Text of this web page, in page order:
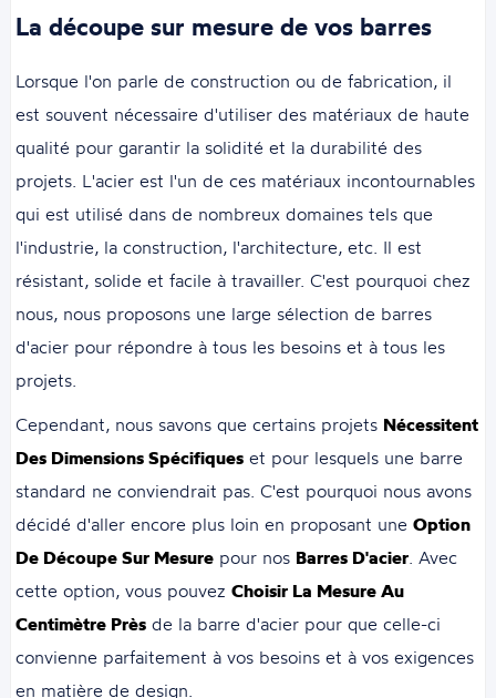
La découpe sur mesure de vos barres
Lorsque l'on parle de construction ou de fabrication, il
est souvent nécessaire d'utiliser des matériaux de haute
qualité pour garantir la solidité et la durabilité des
projets. L'acier est l'un de ces matériaux incontournables
qui est utilisé dans de nombreux domaines tels que
l'industrie, la construction, l'architecture, etc. Il est
résistant, solide et facile à travailler. C'est pourquoi chez
nous, nous proposons une large sélection de barres
d'acier pour répondre à tous les besoins et à tous les
projets.
Cependant, nous savons que certains projets Nécessitent
Des Dimensions Spécifiques et pour lesquels une barre
standard ne conviendrait pas. C'est pourquoi nous avons
décidé d'aller encore plus loin en proposant uneOption
De Découpe Sur Mesure pour nos Barres D'acier. Avec
cette option, vous pouvezChoisir La Mesure Au
Centimètre Près de la barre d'acier pour que celle-ci
convienne parfaitement à vos besoins et à vos exigences
en matière de design.